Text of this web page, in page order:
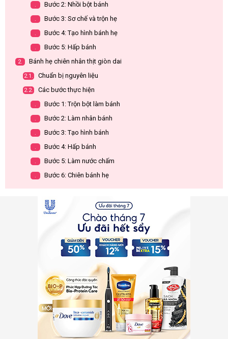
. Bước 2: Nhồi bột bánh
. Bước 3: Sơ chế và trộn hẹ
. Bước 4: Tạo hình bánh hẹ
. Bước 5: Hấp bánh
2. Bánh hẹ chiên nhân thịt giòn dai
2.1. Chuẩn bị nguyên liệu
2.2. Các bước thực hiện
. Bước 1: Trộn bột làm bánh
. Bước 2: Làm nhân bánh
. Bước 3: Tạo hình bánh
. Bước 4: Hấp bánh
. Bước 5: Làm nước chấm
. Bước 6: Chiên bánh hẹ